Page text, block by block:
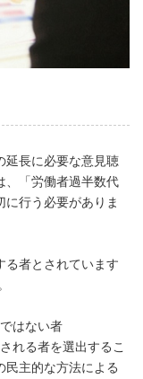
延長に必要な意見聴
、「労働者過半数代
行う必要がありま
る者とされています
はない者
れる者を選出するこ
民主的な方法による